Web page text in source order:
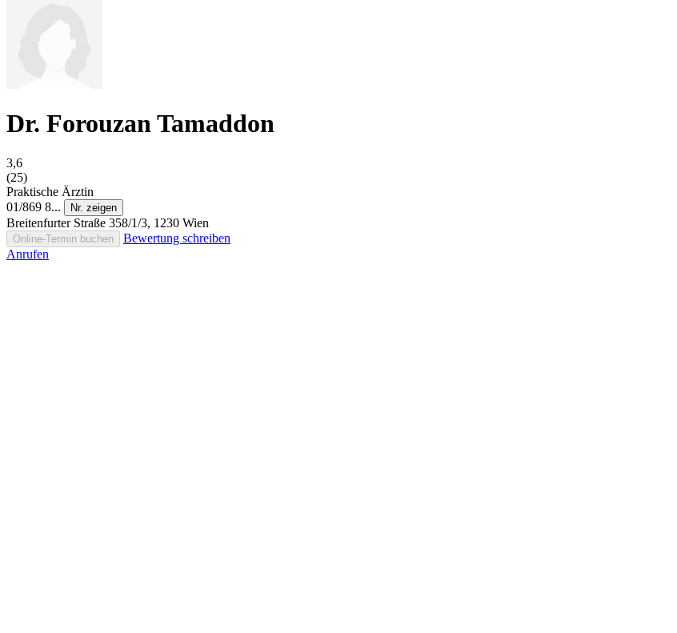
Dr. Forouzan Tamaddon
3,6
(25)
Praktische Ärztin
01/869 8...
Nr. zeigen
Breitenfurter Straße 358/1/3, 1230 Wien
Online-Termin buchen
Bewertung schreiben
Anrufen